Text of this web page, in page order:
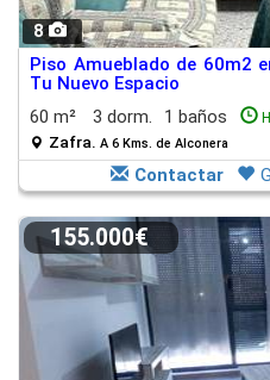
8
Piso Amueblado de 60m2
Tu Nuevo Espacio
60 m²
3 dorm. 1 baños
Zafra. A 6 Kms. de Alconera
Contactar
155.000€